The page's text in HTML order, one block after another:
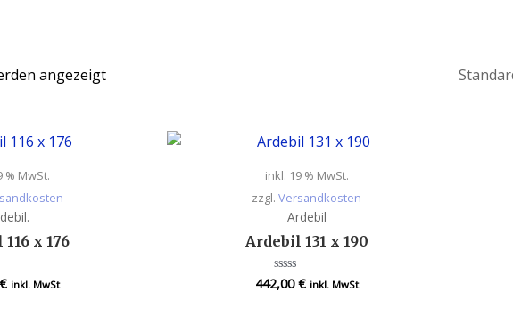
angezeigt
% MwSt.
x 176
€ inkl. MwSt
inkl. 19 % MwSt.
zzgl.Versandkosten
Ardebil
Ardebil 131 x 190
Bewertet
mit
442,00€ inkl. MwSt